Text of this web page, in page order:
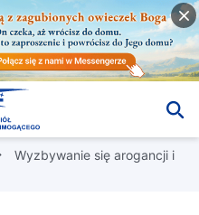
Wyzbywanie się arogancji i